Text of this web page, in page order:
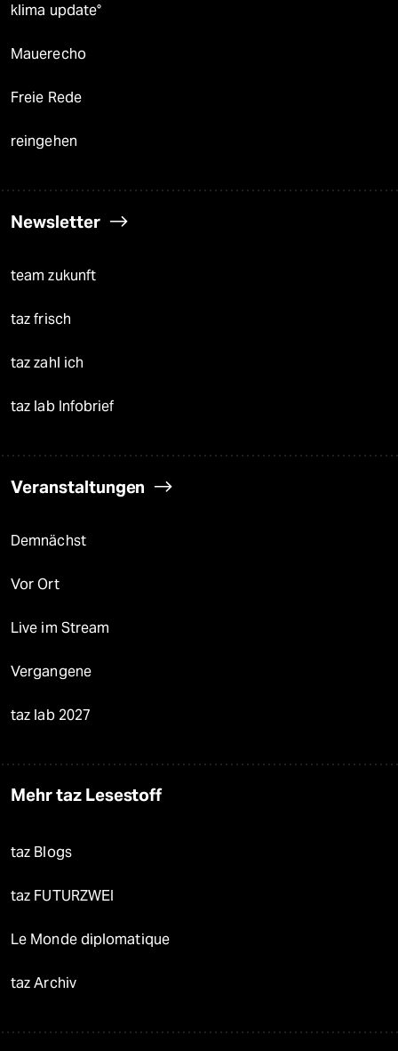
klima update°
Mauerecho
Freie Rede
reingehen
Newsletter
team zukunft
taz frisch
taz zahl ich
taz lab Infobrief
Veranstaltungen
Demnächst
Vor Ort
Live im Stream
Vergangene
taz lab 2027
Mehr taz Lesestoff
taz Blogs
taz FUTURZWEI
Le Monde diplomatique
taz Archiv